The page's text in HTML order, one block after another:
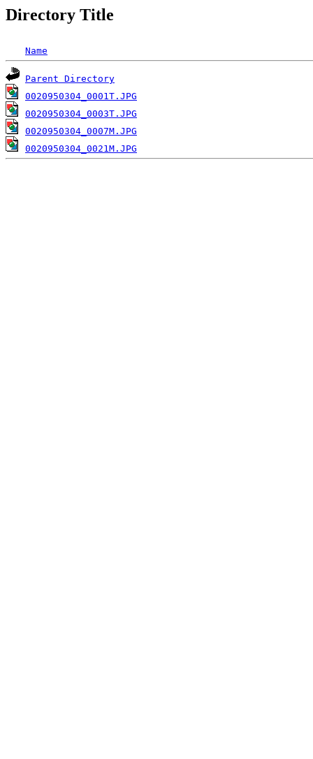
Directory Title
Name
Parent Directory
0020950304_0001T.JPG
0020950304_0003T.JPG
0020950304_0007M.JPG
0020950304_0021M.JPG